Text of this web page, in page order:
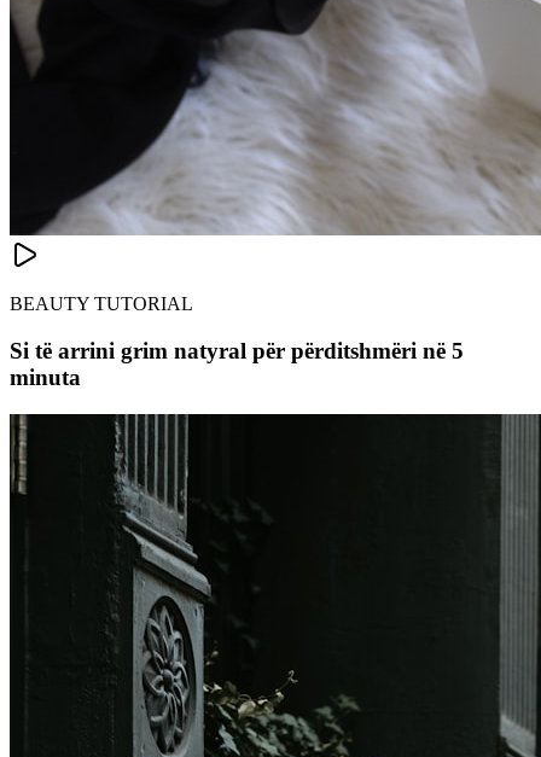
BEAUTY TUTORIAL
Si të arrini grim natyral për përditshmëri në 5
minuta